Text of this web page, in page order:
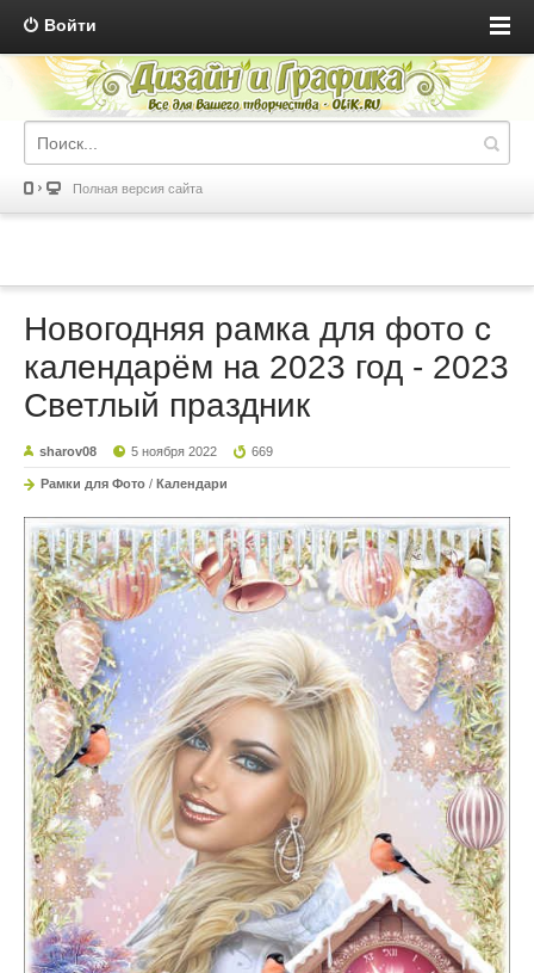
Войти
Полная версия сайта
Новогодняя рамка для фото с
календарём на 2023 год - 2023
Светлый праздник
sharov08 5 ноября 2022 669
Рамки для Фото / Календари